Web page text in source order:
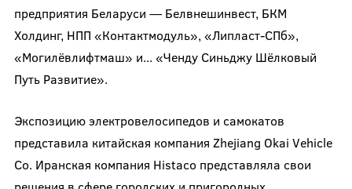
предприятия Беларуси — Белвнешинвест, БКМ
Холдинг, НПП «Контактмодуль», «Липласт-СПб»,
«Могилёвлифтмаш» и... «Ченду Синьджу Шёлковый
Путь Развитие».
Экспозицию электровелосипедов и самокатов
представила китайская компания Zhejiang Okai Vehicle
Co. Иранская компания Histaco представляла свои